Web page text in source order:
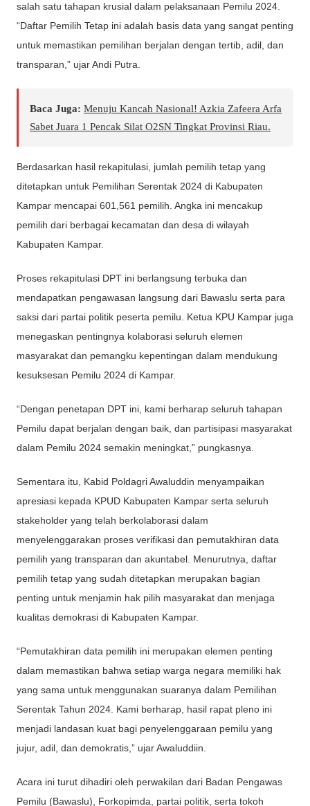
salah satu tahapan krusial dalam pelaksanaan Pemilu 2024.
“Daftar Pemilih Tetap ini adalah basis data yang sangat penting
untuk memastikan pemilihan berjalan dengan tertib, adil, dan
transparan,” ujar Andi Putra.
Baca Juga: Menuju Kancah Nasional! Azkia Zafeera Arfa
Sabet Juara 1 Pencak Silat O2SN Tingkat Provinsi Riau.
Berdasarkan hasil rekapitulasi, jumlah pemilih tetap yang
ditetapkan untuk Pemilihan Serentak 2024 di Kabupaten
Kampar mencapai 601,561 pemilih. Angka ini mencakup
pemilih dari berbagai kecamatan dan desa di wilayah
Kabupaten Kampar.
Proses rekapitulasi DPT ini berlangsung terbuka dan
mendapatkan pengawasan langsung dari Bawaslu serta para
saksi dari partai politik peserta pemilu. Ketua KPU Kampar juga
menegaskan pentingnya kolaborasi seluruh elemen
masyarakat dan pemangku kepentingan dalam mendukung
kesuksesan Pemilu 2024 di Kampar.
“Dengan penetapan DPT ini, kami berharap seluruh tahapan
Pemilu dapat berjalan dengan baik, dan partisipasi masyarakat
dalam Pemilu 2024 semakin meningkat,” pungkasnya.
Sementara itu, Kabid Poldagri Awaluddin menyampaikan
apresiasi kepada KPUD Kabupaten Kampar serta seluruh
stakeholder yang telah berkolaborasi dalam
menyelenggarakan proses verifikasi dan pemutakhiran data
pemilih yang transparan dan akuntabel. Menurutnya, daftar
pemilih tetap yang sudah ditetapkan merupakan bagian
penting untuk menjamin hak pilih masyarakat dan menjaga
kualitas demokrasi di Kabupaten Kampar.
“Pemutakhiran data pemilih ini merupakan elemen penting
dalam memastikan bahwa setiap warga negara memiliki hak
yang sama untuk menggunakan suaranya dalam Pemilihan
Serentak Tahun 2024. Kami berharap, hasil rapat pleno ini
menjadi landasan kuat bagi penyelenggaraan pemilu yang
jujur, adil, dan demokratis,” ujar Awaluddiin.
Acara ini turut dihadiri oleh perwakilan dari Badan Pengawas
Pemilu (Bawaslu), Forkopimda, partai politik, serta tokoh